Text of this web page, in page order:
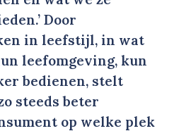
Door
in leefstijl, in wat
leefomgeving, kun
bedienen, stelt
steeds beter
op welke plek